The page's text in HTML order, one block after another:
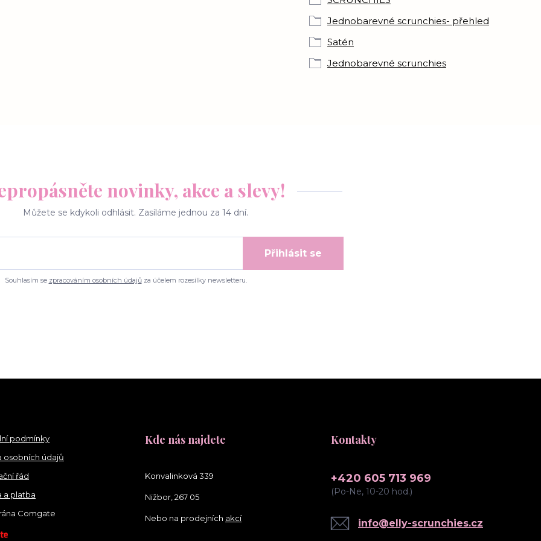
Jednobarevné scrunchies- přehled
Satén
Jednobarevné scrunchies
novinky, akce a slevy!
Můžete se kdykoli odhlásit. Zasíláme jednou za 14 dní.
Přihlásit se
Souhlasím se zpracováním osobních údajůza účelem rozesílky newsletteru.
podmínky
osobních údajů
řád
a platba
Comgate
Kde nás najdete
Konvalinková 339
Nižbor, 267 05
Nebo na prodejních akcí
Kontakty
+420 605 713 969
(Po-Ne, 10-20 hod.)
info@elly-scrunchies.cz